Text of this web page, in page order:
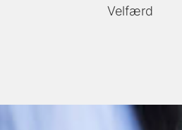
Velfærd